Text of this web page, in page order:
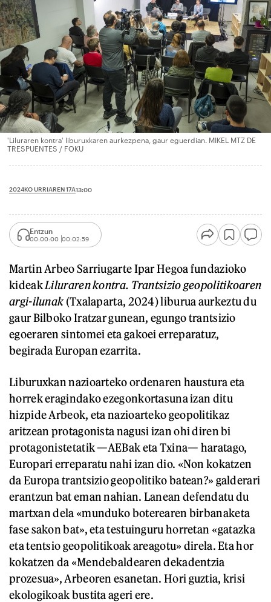
'Liluraren kontra' liburuxkaren aurkezpena, gaur eguerdian. MIKEL MTZ DE
TRESPUENTES / FOKU
2024KO URRIAREN 17A13:00
Entzun
00:00:00 00:02:59
Martin Arbeo Sarriugarte Ipar Hegoa fundazioko
kideakLiluraren kontra. Trantsizio geopolitikoaren
argi-ilunak(Txalaparta, 2024) liburua aurkeztu du
gaur Bilboko Iratzar gunean, egungo trantsizio
egoeraren sintomei eta gakoei erreparatuz,
begirada Europan ezarrita.
Liburuxkan nazioarteko ordenaren haustura eta
horrek eragindako ezegonkortasuna izan ditu
hizpide Arbeok, eta nazioarteko geopolitikaz
aritzean protagonista nagusi izan ohi diren bi
protagonistetatik —AEBak eta Txina— haratago,
Europari erreparatu nahi izan dio. «Non kokatzen
da Europa trantsizio geopolitiko batean?» galderari
erantzun bat eman nahian. Lanean defendatu du
martxan dela «munduko boterearen birbanaketa
fase sakon bat», eta testuinguru horretan «gatazka
eta tentsio geopolitikoak areagotu» direla. Eta hor
kokatzen da «Mendebaldearen dekadentzia
prozesua», Arbeoren esanetan. Hori guztia, krisi
ekologikoak bustita ageri ere.